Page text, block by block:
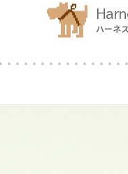
ハーネス